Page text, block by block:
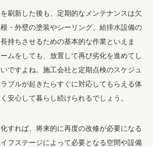
刷新した後も、定期的なメンテナンスは欠
・外壁の塗装やシーリング、給排水設備の
持ちさせるための基本的な作業といえま
ムをしても、放置して再び劣化を進めてし
ですよね。施工会社と定期点検のスケジュ
ブルが起きたらすぐに対応してもらえる体
安心して暮らし続けられるでしょう。
すれば、将来的に再度の改修が必要になる
フステージによって必要となる空間や設備